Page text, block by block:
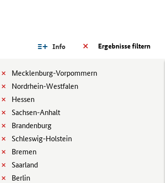
Ergebnisse filtern
Info
Mecklenburg-Vorpommern
Nordrhein-Westfalen
Hessen
Sachsen-Anhalt
Brandenburg
Schleswig-Holstein
Bremen
Saarland
Berlin